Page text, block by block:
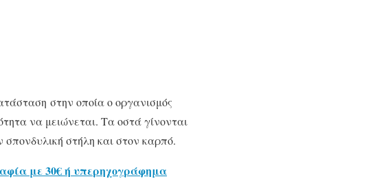
στην οποία ο οργανισμός
να μειώνεται. Τα οστά γίνονται
στήλη και στον καρπό.
με 30€ ή υπερηχογράφημα